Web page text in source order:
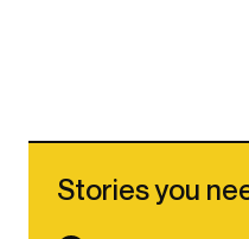
Stories you